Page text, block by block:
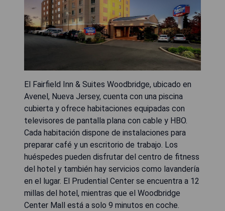
El Fairfield Inn & Suites Woodbridge, ubicado en
Avenel, Nueva Jersey, cuenta con una piscina
cubierta y ofrece habitaciones equipadas con
televisores de pantalla plana con cable y HBO.
Cada habitación dispone de instalaciones para
preparar café y un escritorio de trabajo. Los
huéspedes pueden disfrutar del centro de fitness
del hotel y también hay servicios como lavandería
en el lugar. El Prudential Center se encuentra a 12
millas del hotel, mientras que el Woodbridge
Center Mall está a solo 9 minutos en coche.